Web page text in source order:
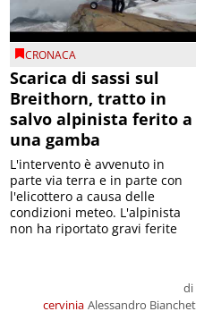
CRONACA
Scarica di sassi sul
Breithorn, tratto in
salvo alpinista ferito a
una gamba
cervinia
di
Alessandro Bianchet
L'intervento è avvenuto in
parte via terra e in parte con
l'elicottero a causa delle
condizioni meteo. L'alpinista
non ha riportato gravi ferite